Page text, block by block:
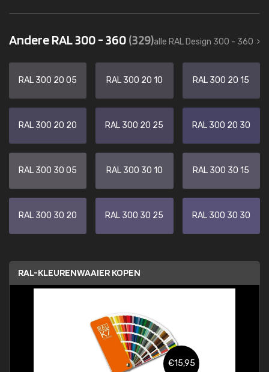
Andere RAL 300 - 360(329)alle RAL Design 300 - 360
RAL 300 20 05 RAL 300 20 10 RAL 300 20 15
RAL 300 20 20 RAL 300 20 25 RAL 300 20 30
RAL 300 30 05 RAL 300 30 10 RAL 300 30 15
RAL 300 30 20 RAL 300 30 25 RAL 300 30 30
RAL-KLEURENWAAIER KOPEN
€15,95